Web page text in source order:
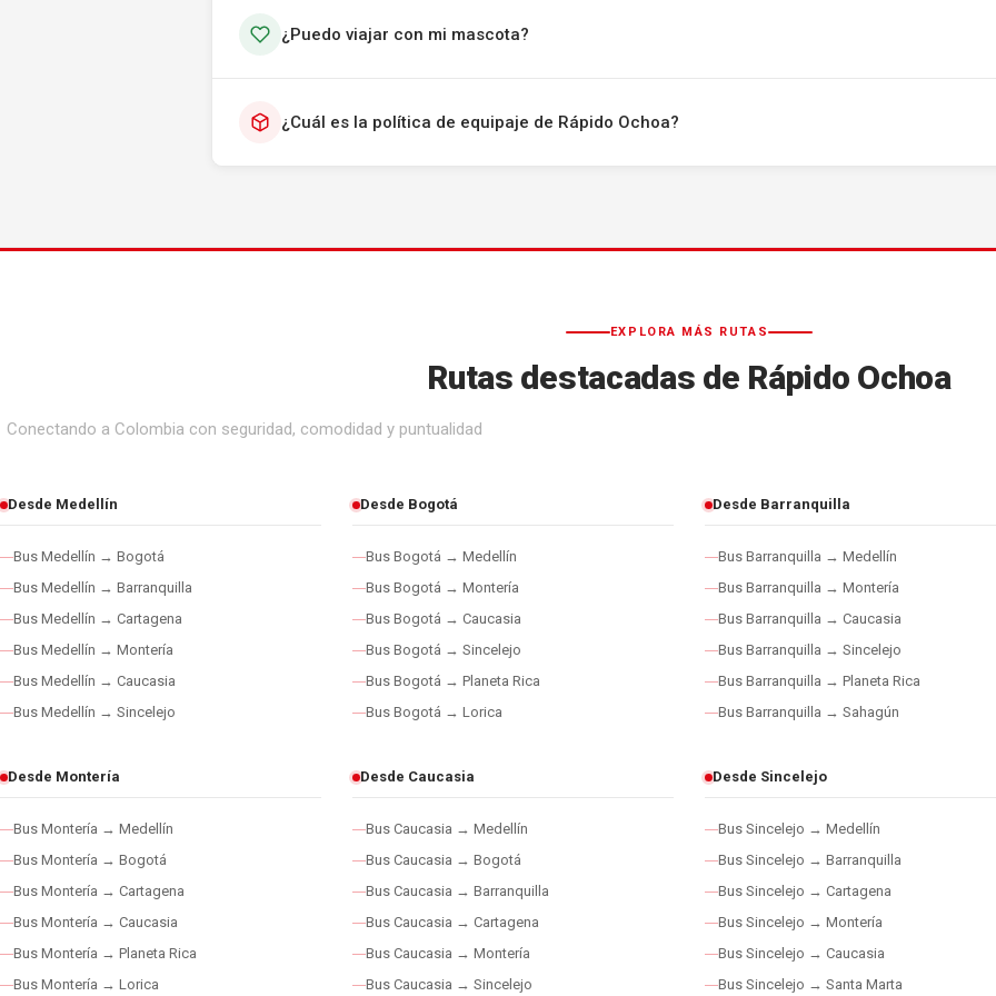
¿Puedo viajar con mi mascota?
¿Cuál es la política de equipaje de Rápido Ochoa?
EXPLORA MÁS RUTAS
Rutas destacadas de Rápido Ochoa
Conectando a Colombia con seguridad, comodidad y puntualidad
Desde Medellín
Bus Medellín → Bogotá
Bus Medellín → Barranquilla
Bus Medellín → Cartagena
Bus Medellín → Montería
Bus Medellín → Caucasia
Bus Medellín → Sincelejo
Desde Bogotá
Bus Bogotá → Medellín
Bus Bogotá → Montería
Bus Bogotá → Caucasia
Bus Bogotá → Sincelejo
Bus Bogotá → Planeta Rica
Bus Bogotá → Lorica
Desde Barranquilla
Bus Barranquilla → Medellín
Bus Barranquilla → Montería
Bus Barranquilla → Caucasia
Bus Barranquilla → Sincelejo
Bus Barranquilla → Planeta Rica
Bus Barranquilla → Sahagún
Desde Montería
Bus Montería → Medellín
Bus Montería → Bogotá
Bus Montería → Cartagena
Bus Montería → Caucasia
Bus Montería → Planeta Rica
Bus Montería → Lorica
Desde Caucasia
Bus Caucasia → Medellín
Bus Caucasia → Bogotá
Bus Caucasia → Barranquilla
Bus Caucasia → Cartagena
Bus Caucasia → Montería
Bus Caucasia → Sincelejo
Desde Sincelejo
Bus Sincelejo → Medellín
Bus Sincelejo → Barranquilla
Bus Sincelejo → Cartagena
Bus Sincelejo → Montería
Bus Sincelejo → Caucasia
Bus Sincelejo → Santa Marta